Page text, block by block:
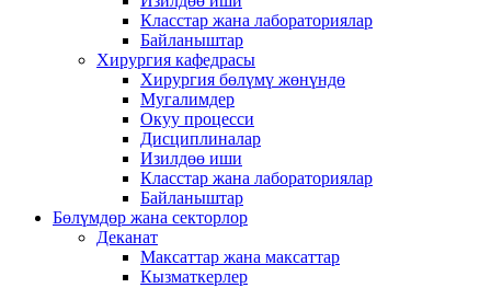
Класстар жана лабораториялар
Байланыштар
Хирургия кафедрасы
Хирургия бөлүмү жөнүндө
Мугалимдер
Окуу процесси
Дисциплиналар
Изилдөө иши
Класстар жана лабораториялар
Байланыштар
Бөлүмдөр жана секторлор
Деканат
Максаттар жана максаттар
Кызматкерлер